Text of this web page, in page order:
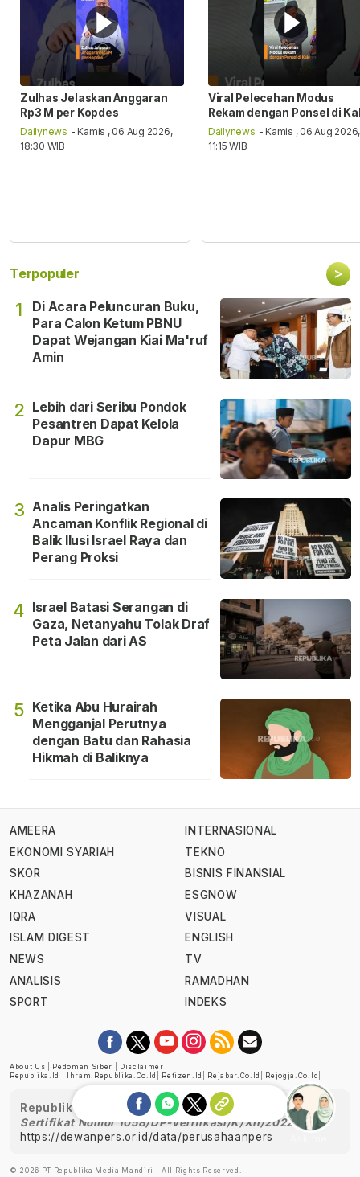
Zulhas Jelaskan Anggaran
Rp3 M per Kopdes
Dailynews - Kamis , 06 Aug 2026,
18:30 WIB
Viral Pelecehan Modus
Rekam dengan Ponsel di
Dailynews - Kamis , 06 Aug 2026,
11:15 WIB
Terpopuler >
1
Di Acara Peluncuran Buku,
Para Calon Ketum PBNU
Dapat Wejangan Kiai Ma'ruf
Amin
2 Lebih dari Seribu Pondok
Pesantren Dapat Kelola
Dapur MBG
3 Analis Peringatkan
Ancaman Konflik Regional di
Balik Ilusi Israel Raya dan
Perang Proksi
4 Israel Batasi Serangan di
Gaza, Netanyahu Tolak Draf
Peta Jalan dari AS
5 Ketika Abu Hurairah
Mengganjal Perutnya
dengan Batu dan Rahasia
Hikmah di Baliknya
AMEERA
EKONOMI SYARIAH
SKOR
KHAZANAH
IQRA
ISLAM DIGEST
NEWS
ANALISIS
SPORT
INTERNASIONAL
TEKNO
BISNIS FINANSIAL
ESGNOW
VISUAL
ENGLISH
TV
RAMADHAN
INDEKS
About Us Pedoman Siber
Disclaimer
Republika.id
Ihram.republika.co.id Retizen.id Rejabar.co.id Rejogja.co.id
Republika telah diverifikasi oleh Dewan Pers
Sertifikat Nomor 1058/DP-Verifikasi/K/XII/2022
https://dewanpers.or.id/data/perusahaanpers
© 2026 PT Republika Media Mandiri - All Rights Reserved.